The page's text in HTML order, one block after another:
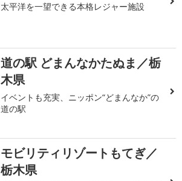
太平洋を一望できる本格レジャー施設
道の駅 どまんなかたぬま／栃
木県
イベントも充実、ニッポン“どまんなか”の
道の駅
モビリティリゾートもてぎ／
栃木県